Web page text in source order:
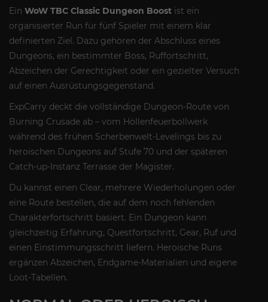
Ein WoW TBC Classic Dungeon Boost ist ein
organisierter Run für fünf Spieler mit einem klar
definierten Ziel. Dazu gehören der Abschluss eines
Dungeons, ein bestimmter Boss, Ruffortschritt,
Abzeichen der Gerechtigkeit oder ein gezielter Versuch
auf einen Ausrüstungsgegenstand.
ExpCarry deckt die vollständige Dungeon-Route von
Burning Crusade ab – vom Höllenfeuerbollwerk
während des frühen Scherbenwelt-Levelings bis zu
heroischen Dungeons auf Stufe 70 und der späteren
Catch-up-Instanz Terrasse der Magister.
Du kannst einen Clear, mehrere Wiederholungen oder
eine Route bestellen, die auf dem noch fehlenden
Charakterfortschritt basiert. Ein Dungeon kann
gleichzeitig Erfahrung, Questfortschritt, Gear, Ruf und
einen Einstimmungsschritt liefern. Heroische Runs
ergänzen Abzeichen, Endgame-Materialien und eigene
Loot-Tabellen.